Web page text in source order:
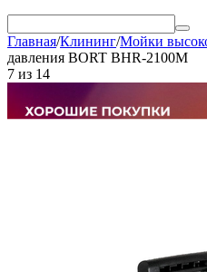
Главная/Клининг/Мойки
давления BORT BHR-2100M
7 из 14